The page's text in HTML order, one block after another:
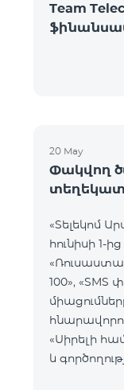
Team
20 May
Փակվող
«Տելեկոմ
հունիսի 1-
100», «SMS
«Սիրելի